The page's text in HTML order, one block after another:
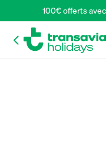
100€ offerts